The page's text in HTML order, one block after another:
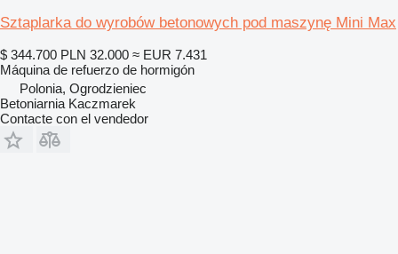
Sztaplarka do wyrobów betonowych pod maszynę Mini Max
$ 344.700 PLN 32.000 ≈ EUR 7.431
Máquina de refuerzo de hormigón
Polonia, Ogrodzieniec
Betoniarnia Kaczmarek
Contacte con el vendedor